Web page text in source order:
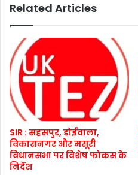
Related Articles
SIR : सहसपुर, डोईवाला,
विकासनगर और मसूरी
विधानसभा पर विशेष फोकस के
निर्देश